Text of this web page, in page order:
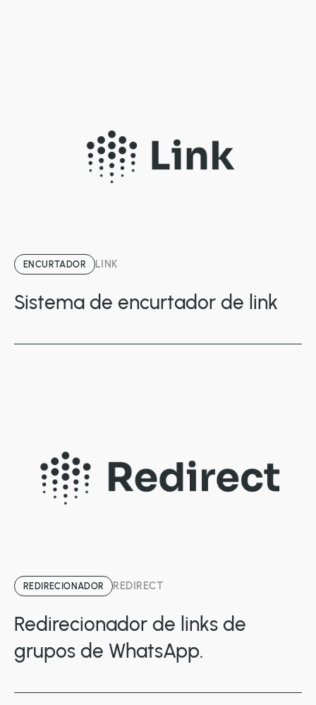
ENCURTADOR LINK
Sistema de encurtador de link
REDIRECIONADOR REDIRECT
Redirecionador de links de
grupos de WhatsApp.